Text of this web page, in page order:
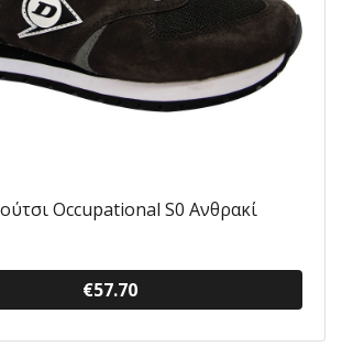
Occupational S0 Ανθρακί
€57.70